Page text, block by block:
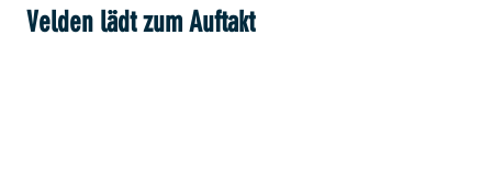
Velden lädt zum Auftakt